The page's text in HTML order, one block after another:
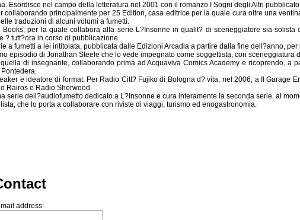
Esordisce nel campo della letteratura nel 2001 con il romanzo I Sogni degli Altri
collaborando principalmente per 25 Edition, casa editrice per la quale cura oltre una
traduzioni di alcuni volumi a fumetti.
Books, per la quale collabora alla serie L?Insonne in qualit? di sceneggiatore sia
? tutt?ora in corso di pubblicazione.
a fumetti a lei intitolata, pubblicata dalle Edizioni Arcadia a partire dalla fine dell?anno,
episodio di Jonathan Steele che lo vede impegnato come soggettista, con sceneggiatura
di insegnante, collaborando prima ad Acquaviva Comics Academy e ricoprendo, a
e ideatore di format. Per Radio Citt? Fujiko di Bologna d? vita, nel 2006, a Il Garage
Rairos e Radio Sherwood.
serie dell?audiofumetto dedicato a L?Insonne e cura interamente la seconda serie, al
che lo porta a collaborare con riviste di viaggi, turismo ed enogastronomia.
mail address: